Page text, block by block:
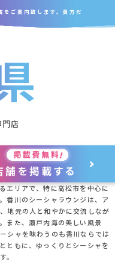
ご案内致します。貴方だ
店
エリアで、特に高松市を中心に
香川のシーシャラウンジは、ア
地元の人と和やかに交流しなが
また、瀬戸内海の美しい風景
シャを味わうのも香川ならでは
ともに、ゆっくりとシーシャを
。